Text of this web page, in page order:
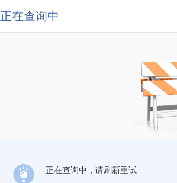
正在查询中
正在查询中，请刷新重试